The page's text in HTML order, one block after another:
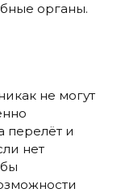
органы.
не могут
перелёт и
нет